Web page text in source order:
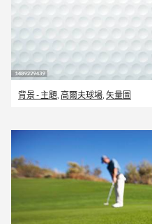
背景 - 主題 高爾夫球場 矢量圖